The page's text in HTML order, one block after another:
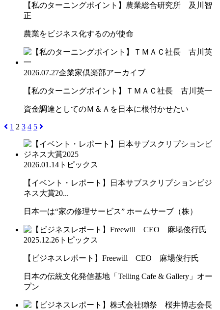
【私のターニングポイント】農業総合研究所 及川智
正
農業をビジネス化するのが使命
2026.07.27企業家倶楽部アーカイブ
【私のターニングポイント】ＴＭＡＣ社長 古川英一
資金調達としてのＭ＆Ａを日本に根付かせたい
1 2 3 4 5
2026.01.14 トピックス
【イベント・レポート】日本サブスクリプションビジ
ネス大賞20...
日本一は“家の修理サービス” ホームサーブ（株）
2025.12.26 トピックス
【ビジネスレポート】Freewill CEO 麻場俊行氏
日本の伝統文化発信基地「Telling Cafe & Gallery」オー
プン